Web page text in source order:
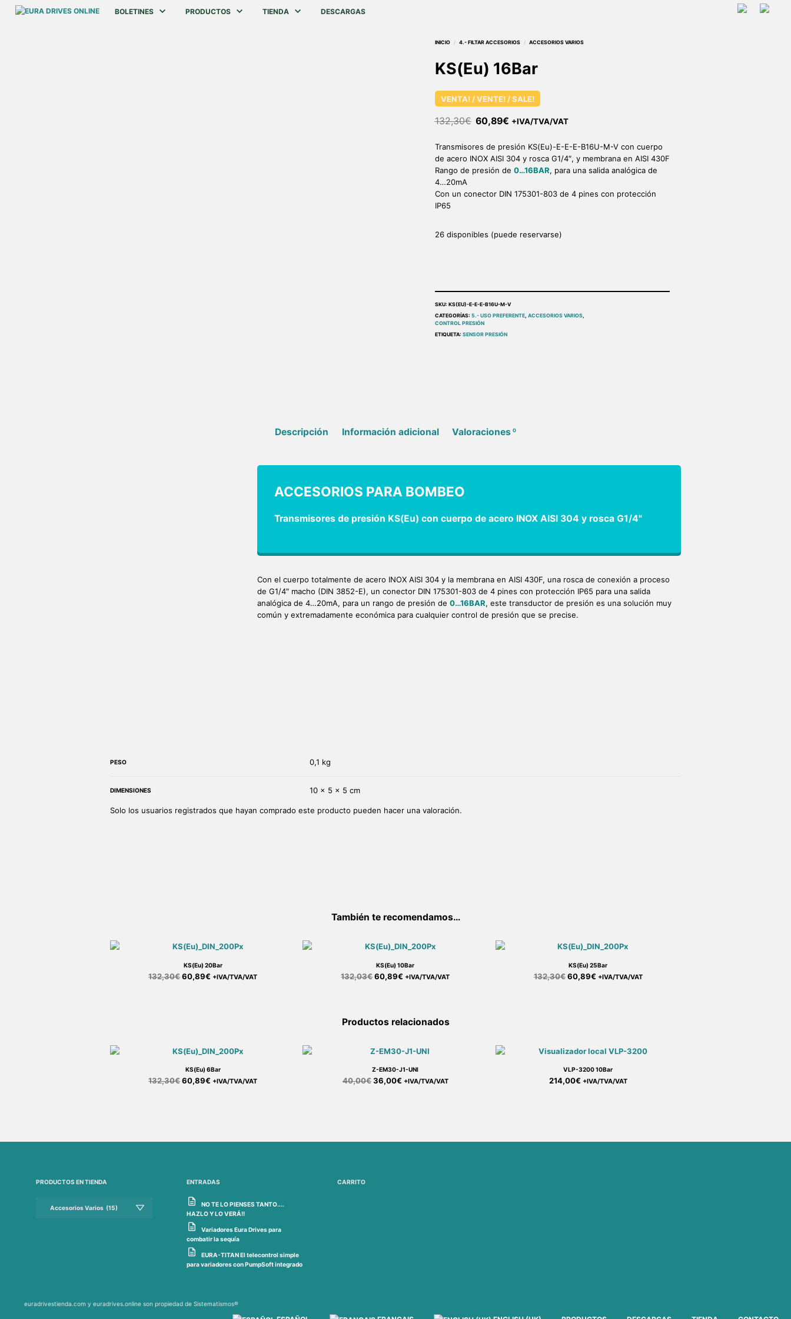
BOLETINES PRODUCTOS TIENDA DESCARGAS
KS(Eu) 16Bar
VENTA! / VENTE! / SALE!
132,30€ 60,89€ +IVA/TVA/VAT
Transmisores de presión KS(Eu)-E-E-E-B16U-M-V con cuerpo
de acero INOX AISI 304 y rosca G1/4″, y membrana en AISI 430F
Rango de presión de 0…16BAR, para una salida analógica de
4…20mA
Con un conector DIN 175301-803 de 4 pines con protección
IP65
26 disponibles (puede reservarse)
SKU: KS(EU)-E-E-E-B16U-M-V
CATEGORÍAS: 5.- USO PREFERENTE, ACCESORIOS VARIOS,
CONTROL PRESIÓN
ETIQUETA: SENSOR PRESIÓN
Descripción Información adicional Valoraciones 0
ACCESORIOS PARA BOMBEO
Transmisores de presión KS(Eu) con cuerpo de acero INOX AISI 304 y rosca G1/4"
Con el cuerpo totalmente de acero INOX AISI 304 y la membrana en AISI 430F, una rosca de conexión a proceso
de G1/4″ macho (DIN 3852-E), un conector DIN 175301-803 de 4 pines con protección IP65 para una salida
analógica de 4…20mA, para un rango de presión de 0…16BAR, este transductor de presión es una solución muy
común y extremadamente económica para cualquier control de presión que se precise.
PESO 0,1 kg
DIMENSIONES 10 × 5 × 5 cm
Solo los usuarios registrados que hayan comprado este producto pueden hacer una valoración.
También te recomendamos…
KS(Eu) 20Bar
132,30€60,89€ +IVA/TVA/VAT
KS(Eu) 10Bar
132,03€60,89€ +IVA/TVA/VAT
KS(Eu) 25Bar
132,30€60,89€ +IVA/TVA/VAT
Productos relacionados
KS(Eu) 6Bar
132,30€60,89€ +IVA/TVA/VAT
Z-EM30-J1-UNI
40,00€36,00€ +IVA/TVA/VAT
VLP-3200 10Bar
214,00€ +IVA/TVA/VAT
PRODUCTOS EN TIENDA ENTRADAS
NO TE LO PIENSES TANTO....
HAZLO Y LO VERÁ!!
Variadores Eura Drives para
combatir la sequía
EURA-TITAN El telecontrol simple
para variadores con PumpSoft integrado
CARRITO
euradrivestienda.com y euradrives.online son propiedad de Sistematismos®